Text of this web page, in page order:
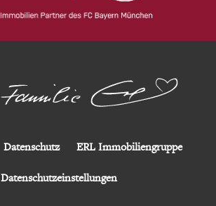
Datenschutz ERL Immobiliengruppe
Datenschutzeinstellungen